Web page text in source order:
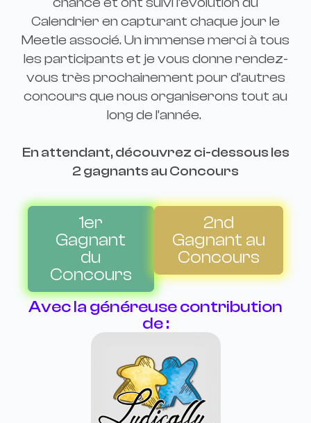
Calendrier en capturant chaque jour le
Meetle associé. Un immense merci à tous
les participants et je vous donne rendez-
vous très prochainement pour d’autres
concours que nous organiserons tout au
long de l’année.
En attendant, découvrez ci-dessous les
2 gagnants au Concours
1er
Gagnant
du
Concours
2nd
Gagnant au
Concours
Avec la généreuse contribution
de :